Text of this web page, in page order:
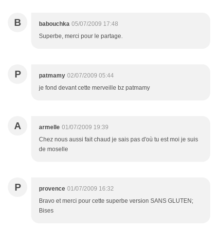
B babouchka 05/07/2009 17:48
Superbe, merci pour le partage.
P patmamy 02/07/2009 05:44
je fond devant cette merveille bz patmamy
A armelle 01/07/2009 19:39
Chez nous aussi fait chaud je sais pas d'où tu est moi je suis
de moselle
P provence 01/07/2009 16:32
Bravo et merci pour cette superbe version SANS GLUTEN;
Bises